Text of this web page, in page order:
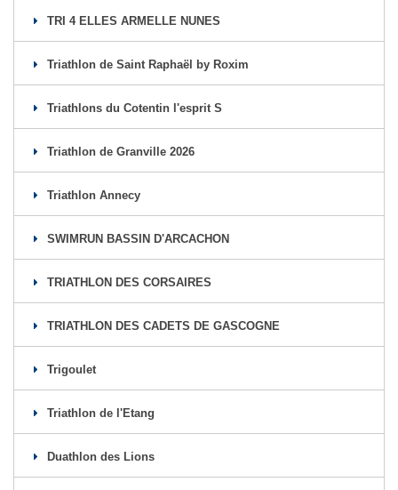
TRI 4 ELLES ARMELLE NUNES
Triathlon de Saint Raphaël by Roxim
Triathlons du Cotentin l'esprit S
Triathlon de Granville 2026
Triathlon Annecy
SWIMRUN BASSIN D'ARCACHON
TRIATHLON DES CORSAIRES
TRIATHLON DES CADETS DE GASCOGNE
Trigoulet
Triathlon de l'Etang
Duathlon des Lions